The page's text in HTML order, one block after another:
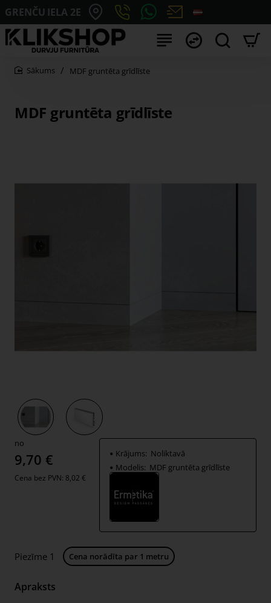
GRENČU IELA 2E
MDF gruntēta grīdlīste
MDF gruntēta grīdlīste
no
9,70 €
Cena bez PVN: 8,02 €
Krājums: Noliktavā
Modelis: MDF gruntēta grīdlīste
Piezīme 1 Cena norādīta par 1 metru
Apraksts